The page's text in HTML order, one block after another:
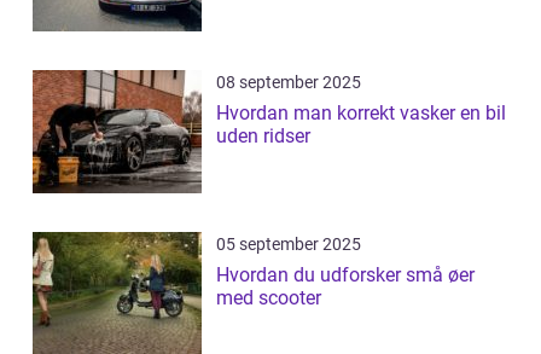
08 september 2025
Hvordan man korrekt vasker en bil
uden ridser
05 september 2025
Hvordan du udforsker små øer
med scooter